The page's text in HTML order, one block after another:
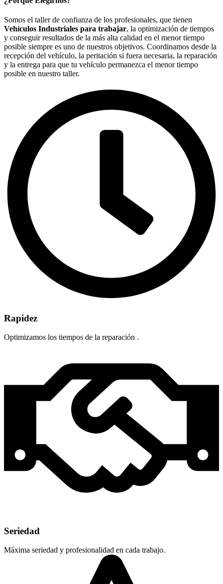
Somos el taller de confianza de los profesionales, que tienen
Vehículos Industriales para trabajar, la optimización de tiempos
y conseguir resultados de la más alta calidad en el menor tiempo
posible siempre es uno de nuestros objetivos. Coordinamos desde la
recepción del vehículo, la peritación si fuera necesaria, la reparación
y la entrega para que tu vehículo permanezca el menor tiempo
posible en nuestro taller.
Rapidez
Optimizamos los tiempos de la reparación .
Seriedad
Máxima seriedad y profesionalidad en cada trabajo.